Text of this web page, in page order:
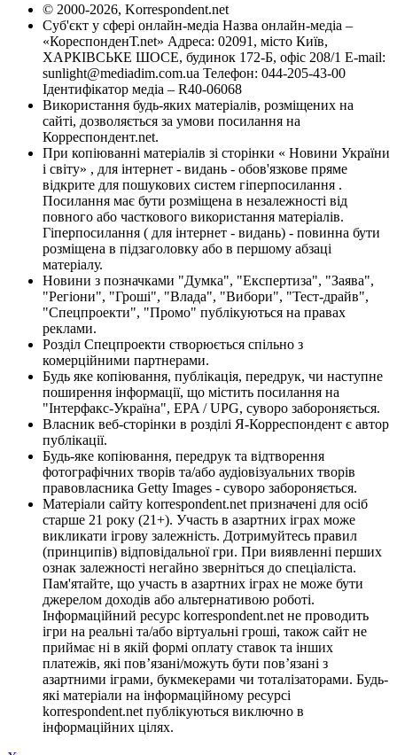
© 2000-2026, Korrespondent.net
Суб'єкт у сфері онлайн-медіа Назва онлайн-медіа –
«КореспонденТ.net» Адреса: 02091, місто Київ,
ХАРКІВСЬКЕ ШОСЕ, будинок 172-Б, офіс 208/1 E-mail:
sunlight@mediadim.com.ua Телефон: 044-205-43-00
Ідентифікатор медіа – R40-06068
Використання будь-яких матеріалів, розміщених на
сайті, дозволяється за умови посилання на
Корреспондент.net.
При копіюванні матеріалів зі сторінки « Новини України
і світу» , для інтернет - видань - обов'язкове пряме
відкрите для пошукових систем гіперпосилання .
Посилання має бути розміщена в незалежності від
повного або часткового використання матеріалів.
Гіперпосилання ( для інтернет - видань) - повинна бути
розміщена в підзаголовку або в першому абзаці
матеріалу.
Новини з позначками "Думка", "Експертиза", "Заява",
"Регіони", "Гроші", "Влада", "Вибори", "Тест-драйв",
"Спецпроекти", "Промо" публікуються на правах
реклами.
Розділ Спецпроекти створюється спільно з
комерційними партнерами.
Будь яке копіювання, публікація, передрук, чи наступне
поширення інформації, що містить посилання на
"Інтерфакс-Україна", EPA / UPG, суворо забороняється.
Власник веб-сторінки в розділі Я-Корреспондент є автор
публікації.
Будь-яке копіювання, передрук та відтворення
фотографічних творів та/або аудіовізуальних творів
правовласника Getty Images - суворо забороняється.
Матеріали сайту korrespondent.net призначені для осіб
старше 21 року (21+). Участь в азартних іграх може
викликати ігрову залежність. Дотримуйтесь правил
(принципів) відповідальної гри. При виявленні перших
ознак залежності негайно зверніться до спеціаліста.
Пам'ятайте, що участь в азартних іграх не може бути
джерелом доходів або альтернативою роботі.
Інформаційний ресурс korrespondent.net не проводить
ігри на реальні та/або віртуальні гроші, також сайт не
приймає ні в якій формі оплату ставок та інших
платежів, які пов’язані/можуть бути пов’язані з
азартними іграми, букмекерами чи тоталізаторами. Будь-
які матеріали на інформаційному ресурсі
korrespondent.net публікуються виключно в
інформаційних цілях.